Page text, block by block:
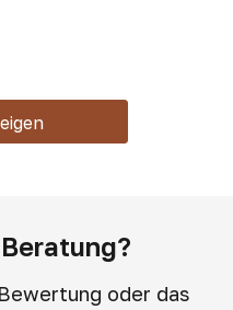
oder das